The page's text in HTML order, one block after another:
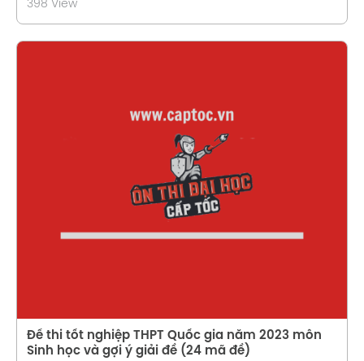
398 View
Xem chi tiết
Đề thi tốt nghiệp THPT Quốc gia năm 2023 môn
Sinh học và gợi ý giải đề (24 mã đề)